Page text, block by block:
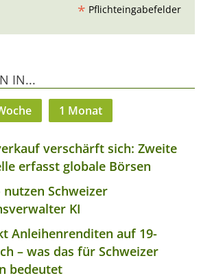
* Pflichteingabefelder
IN...
1 Monat
verschärft sich: Zweite
erfasst globale Börsen
nutzen Schweizer
KI
Anleihenrenditen auf 19-
– was das für Schweizer
bedeutet